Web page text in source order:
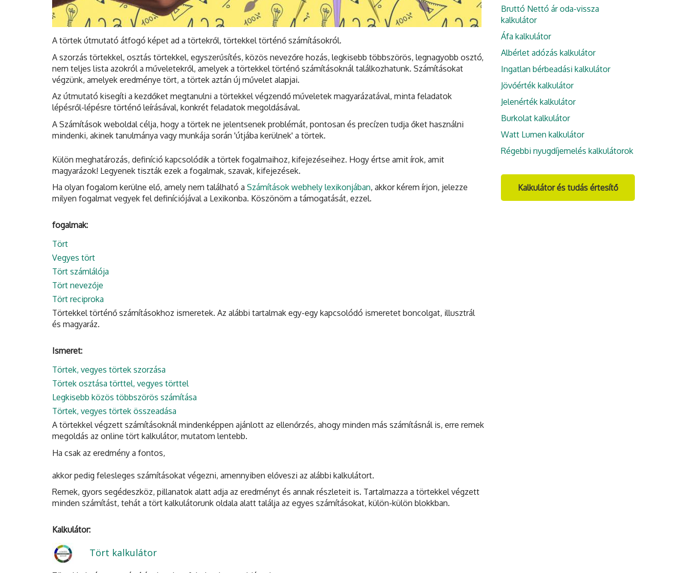
A törtek útmutató átfogó képet ad a törtekről, törtekkel történő számításokról.
A szorzás törtekkel, osztás törtekkel, egyszerűsítés, közös nevezőre hozás, legkisebb többszörös, legnagyobb osztó,
nem teljes lista azokról a műveletekről, amelyek a törtekkel történő számításoknál találkozhatunk. Számításokat
végzünk, amelyek eredménye tört, a törtek aztán új művelet alapjai.
Az útmutató kisegíti a kezdőket megtanulni a törtekkel végzendő műveletek magyarázatával, minta feladatok
lépésről-lépésre történő leírásával, konkrét feladatok megoldásával.
A Számítások weboldal célja, hogy a törtek ne jelentsenek problémát, pontosan és precízen tudja őket használni
mindenki, akinek tanulmánya vagy munkája során 'útjába kerülnek' a törtek.
Külön meghatározás, definíció kapcsolódik a törtek fogalmaihoz, kifejezéseihez. Hogy értse amit írok, amit
magyarázok! Legyenek tiszták ezek a fogalmak, szavak, kifejezések.
Ha olyan fogalom kerülne elő, amely nem található a Számítások webhely lexikonjában, akkor kérem írjon, jelezze
milyen fogalmat vegyek fel definíciójával a Lexikonba. Köszönöm a támogatását, ezzel.
fogalmak:
Tört
Vegyes tört
Tört számlálója
Tört nevezője
Tört reciproka
Törtekkel történő számításokhoz ismeretek. Az alábbi tartalmak egy-egy kapcsolódó ismeretet boncolgat, illusztrál
és magyaráz.
Ismeret:
Törtek, vegyes törtek szorzása
Törtek osztása törttel, vegyes törttel
Legkisebb közös többszörös számítása
Törtek, vegyes törtek összeadása
A törtekkel végzett számításoknál mindenképpen ajánlott az ellenőrzés, ahogy minden más számításnál is, erre remek
megoldás az online tört kalkulátor, mutatom lentebb.
Ha csak az eredmény a fontos,
akkor pedig felesleges számításokat végezni, amennyiben előveszi az alábbi kalkulátort.
Remek, gyors segédeszköz, pillanatok alatt adja az eredményt és annak részleteit is. Tartalmazza a törtekkel végzett
minden számítást, tehát a tört kalkulátorunk oldala alatt találja az egyes számításokat, külön-külön blokkban.
Kalkulátor:
Tört kalkulátor
Bruttó Nettó ár oda-vissza
kalkulátor
Áfa kalkulátor
Albérlet adózás kalkulátor
Ingatlan bérbeadási kalkulátor
Jövőérték kalkulátor
Jelenérték kalkulátor
Burkolat kalkulátor
Watt Lumen kalkulátor
Régebbi nyugdíjemelés kalkulátorok
Kalkulátor és tudás értesítő